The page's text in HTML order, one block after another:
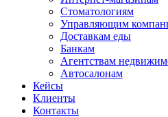
Стоматологиям
Управляющим
Доставкам еды
Банкам
Агентствам
Автосалонам
Кейсы
Клиенты
Контакты